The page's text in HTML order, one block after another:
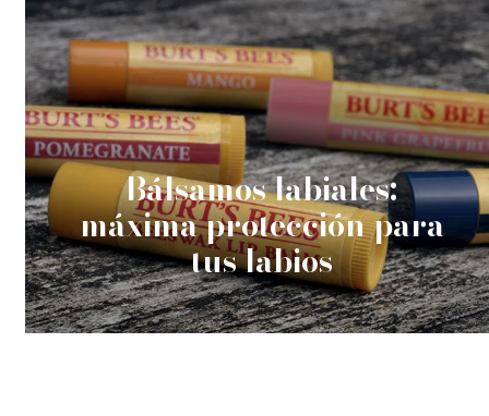
Bálsamos labiales:
máxima protección para
tus labios